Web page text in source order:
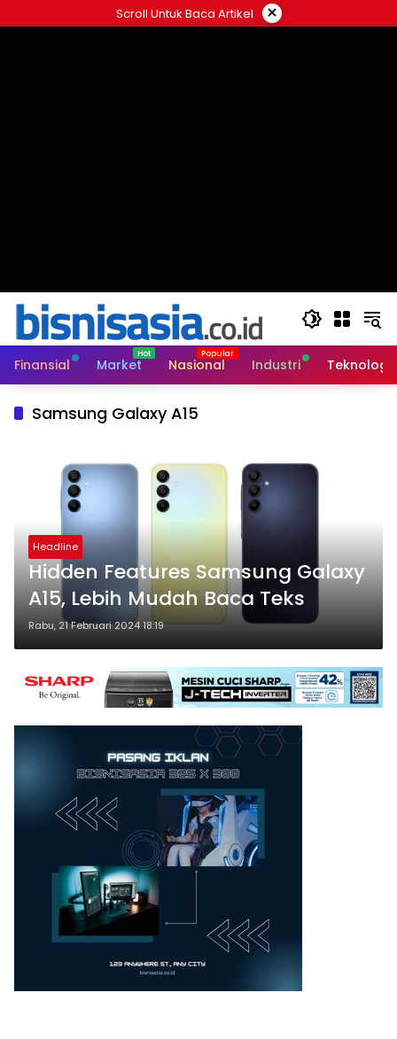
ke
Scroll Untuk Baca Artikel ×
Finansial Market Nasional Industri Teknologi
Samsung Galaxy A15
Headline
Hidden Features Samsung Galaxy
A15, Lebih Mudah Baca Teks
Rabu, 21 Februari 2024 18:19